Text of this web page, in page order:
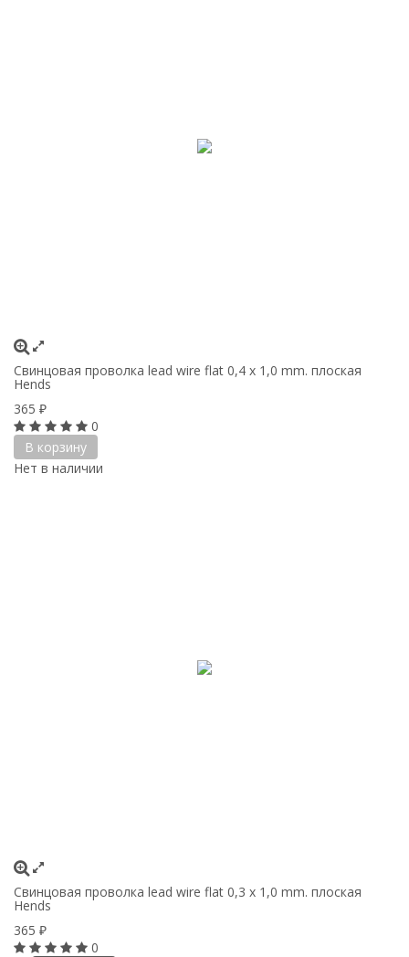
Свинцовая проволка lead wire flat 0,4 x 1,0 mm. плоская
Hends
365 ₽
0
В корзину
Нет в наличии
Свинцовая проволка lead wire flat 0,3 x 1,0 mm. плоская
Hends
365 ₽
0